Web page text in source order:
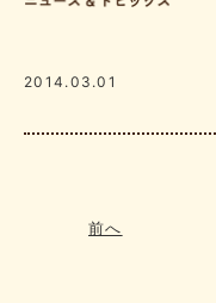
2014.03.01
前へ